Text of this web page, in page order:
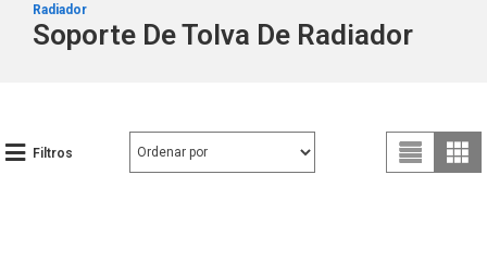
Radiador
Soporte De Tolva De Radiador
Filtros